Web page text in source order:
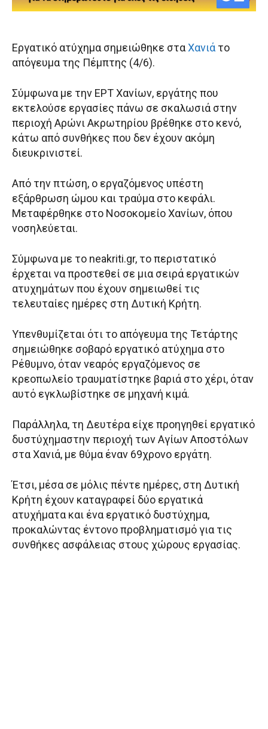
Εργατικό ατύχημα σημειώθηκε σταΧανιάτο
απόγευμα της Πέμπτης (4/6).
Σύμφωνα με την ΕΡΤ Χανίων, εργάτης που
εκτελούσε εργασίες πάνω σε σκαλωσιά στην
περιοχή Αρώνι Ακρωτηρίου βρέθηκε στο κενό,
κάτω από συνθήκες που δεν έχουν ακόμη
διευκρινιστεί.
Από την πτώση, ο εργαζόμενος υπέστη
εξάρθρωση ώμου και τραύμα στο κεφάλι.
Μεταφέρθηκε στο Νοσοκομείο Χανίων, όπου
νοσηλεύεται.
Σύμφωνα με το neakriti.gr, το περιστατικό
έρχεται να προστεθεί σε μια σειρά εργατικών
ατυχημάτων που έχουν σημειωθεί τις
τελευταίες ημέρες στη Δυτική Κρήτη.
Υπενθυμίζεται ότι το απόγευμα της Τετάρτης
σημειώθηκε σοβαρό εργατικό ατύχημα στο
Ρέθυμνο, όταν νεαρός εργαζόμενος σε
κρεοπωλείο τραυματίστηκε βαριά στο χέρι, όταν
αυτό εγκλωβίστηκε σε μηχανή κιμά.
Παράλληλα, τη Δευτέρα είχε προηγηθεί εργατικό
δυστύχημαστην περιοχή των Αγίων Αποστόλων
στα Χανιά, με θύμα έναν 69χρονο εργάτη.
Έτσι, μέσα σε μόλις πέντε ημέρες, στη Δυτική
Κρήτη έχουν καταγραφεί δύο εργατικά
ατυχήματα και ένα εργατικό δυστύχημα,
προκαλώντας έντονο προβληματισμό για τις
συνθήκες ασφάλειας στους χώρους εργασίας.